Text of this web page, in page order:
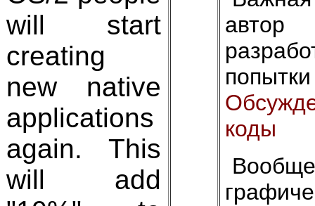
will start
creating
new native
applications
again. This
will add
коды